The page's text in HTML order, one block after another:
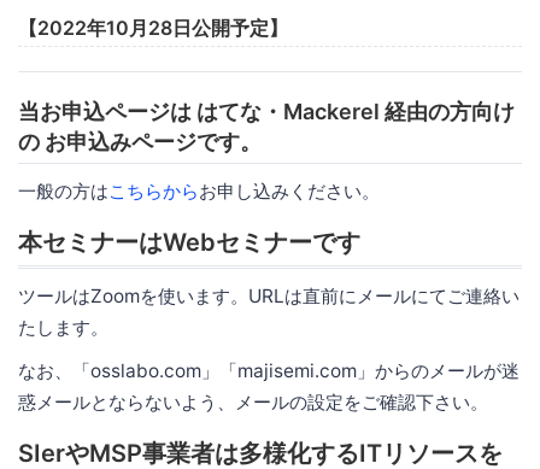
【2022年10月28日公開予定】
当お申込ページは はてな・Mackerel 経由の方向け
の お申込みページです。
一般の方はこちらからお申し込みください。
本セミナーはWebセミナーです
ツールはZoomを使います。URLは直前にメールにてご連絡い
たします。
なお、「osslabo.com」「majisemi.com」からのメールが迷
惑メールとならないよう、メールの設定をご確認下さい。
SIerやMSP事業者は多様化するITリソースを